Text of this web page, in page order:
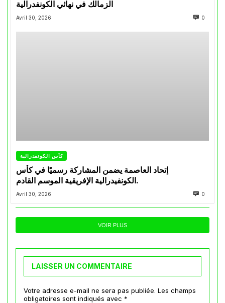
الزمالك في نهائي الكونفدرالية
Avril 30, 2026 0
كأس الكونفدرالية
إتحاد العاصمة يضمن المشاركة رسميًا في كأس
الكونفيدرالية الإفريقية الموسم القادم.
Avril 30, 2026 0
VOIR PLUS
LAISSER UN COMMENTAIRE
Votre adresse e-mail ne sera pas publiée. Les champs
obligatoires sont indiqués avec *